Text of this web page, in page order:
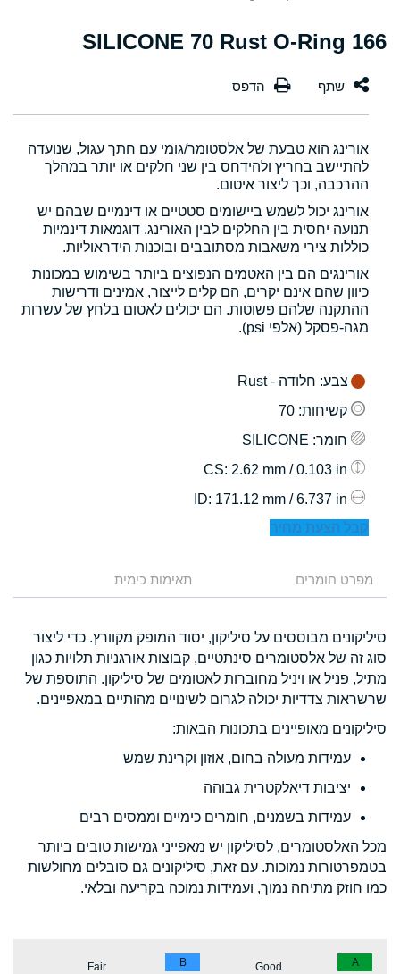
166 SILICONE 70 Rust O-Ring
אורינג הוא טבעת של אלסטומר/גומי עם חתך עגול, שנועדה
להתיישב בחריץ ולהידחס בין שני חלקים או יותר במהלך
ההרכבה, וכך ליצור איטום.
אורינג יכול לשמש ביישומים סטטיים או דינמיים שבהם יש
תנועה יחסית בין החלקים לבין האורינג. דוגמאות דינמיות
כוללות צירי משאבות מסתובבים ובוכנות הידראוליות.
אורינגים הם בין האטמים הנפוצים ביותר בשימוש במכונות
כיוון שהם אינם יקרים, הם קלים לייצור, אמינים ודרישות
ההתקנה שלהם פשוטות. הם יכולים לאטום בלחץ של עשרות
מגה-פסקל (אלפי psi).
צבע: חלודה - Rust
קשיחות: 70
חומר: SILICONE
: 2.62 mm / 0.103 in
: 171.12 mm / 6.737 in
קבל הצעת מחיר
מפרט חומרים תאימות כימית
סיליקונים מבוססים על סיליקון, יסוד המופק מקוורץ. כדי ליצור
סוג זה של אלסטומרים סינתטיים, קבוצות אורגניות תלויות כגון
מתיל, פניל או ויניל מחוברות לאטומים של סיליקון. התוספת של
שרשראות צדדיות יכולה לגרום לשינויים מהותיים במאפיינים.
סיליקונים מאופיינים בתכונות הבאות:
עמידות מעולה בחום, אוזון וקרינת שמש
יציבות דיאלקטרית גבוהה
עמידות בשמנים, חומרים כימיים וממסים רבים
מכל האלסטומרים, לסיליקון יש מאפייני גמישות טובים ביותר
בטמפרטורות נמוכות. עם זאת, סיליקונים גם סובלים מחולשות
כמו חוזק מתיחה נמוך, ועמידות נמוכה בקריעה ובלאי.
A
Good
B
Fair